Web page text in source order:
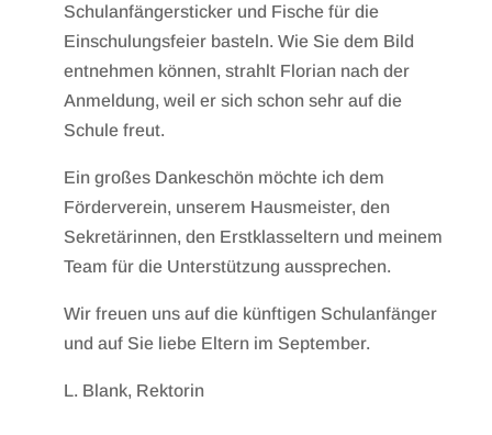
Schulanfängersticker und Fische für die
Einschulungsfeier basteln. Wie Sie dem Bild
entnehmen können, strahlt Florian nach der
Anmeldung, weil er sich schon sehr auf die
Schule freut.
Ein großes Dankeschön möchte ich dem
Förderverein, unserem Hausmeister, den
Sekretärinnen, den Erstklasseltern und meinem
Team für die Unterstützung aussprechen.
Wir freuen uns auf die künftigen Schulanfänger
und auf Sie liebe Eltern im September.
L. Blank, Rektorin